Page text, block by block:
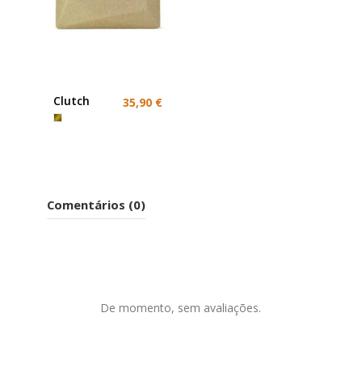
Clutch
dourada
brilhos
35,90 €
Comentários (0)
De momento, sem avaliações.